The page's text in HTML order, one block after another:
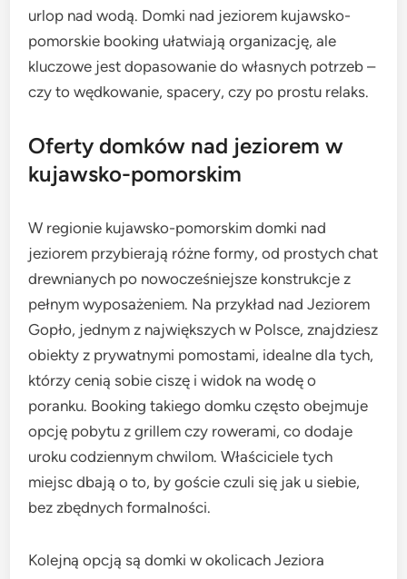
urlop nad wodą. Domki nad jeziorem kujawsko-
pomorskie booking ułatwiają organizację, ale
kluczowe jest dopasowanie do własnych potrzeb –
czy to wędkowanie, spacery, czy po prostu relaks.
Oferty domków nad jeziorem w
kujawsko-pomorskim
W regionie kujawsko-pomorskim domki nad
jeziorem przybierają różne formy, od prostych chat
drewnianych po nowocześniejsze konstrukcje z
pełnym wyposażeniem. Na przykład nad Jeziorem
Gopło, jednym z największych w Polsce, znajdziesz
obiekty z prywatnymi pomostami, idealne dla tych,
którzy cenią sobie ciszę i widok na wodę o
poranku. Booking takiego domku często obejmuje
opcję pobytu z grillem czy rowerami, co dodaje
uroku codziennym chwilom. Właściciele tych
miejsc dbają o to, by goście czuli się jak u siebie,
bez zbędnych formalności.
Kolejną opcją są domki w okolicach Jeziora